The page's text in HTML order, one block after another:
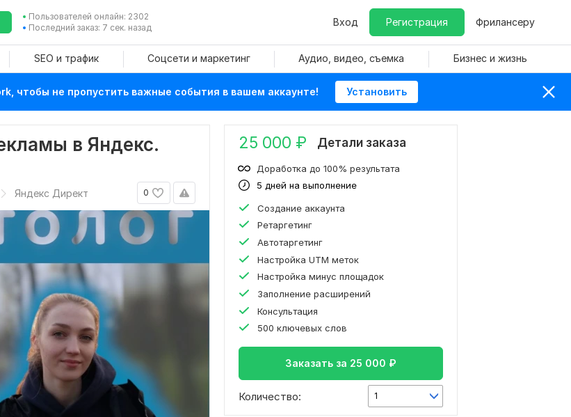
Пользователей онлайн: 2302
Последний заказ: 7 сек. назад
Вход Регистрация Фрилансеру
SEO и трафик Соцсети и маркетинг Аудио, видео, съемка Бизнес и жизнь
чтобы не пропустить важные события в вашем аккаунте! Установить
в Яндекс.
0
Яндекс Директ
25 000 ₽ Детали заказа
5 дней на выполнение
Доработка до 100% результата
Создание аккаунта
Ретаргетинг
Автотаргетинг
Настройка UTM меток
Настройка минус площадок
Заполнение расширений
Консультация
500 ключевых слов
Заказать за 25 000 ₽
Количество: 1